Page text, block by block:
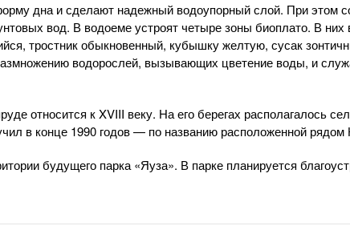
дна и сделают надежный водоупорный слой. При этом
вод. В водоеме устроят четыре зоны биоплато. В них
тростник обыкновенный, кубышку желтую, сусак
водорослей, вызывающих цветение воды, и
относится к XVIII веку. На его берегах располагалось
в конце 1990 годов — по названию расположенной
будущего парка «Яуза». В парке планируется